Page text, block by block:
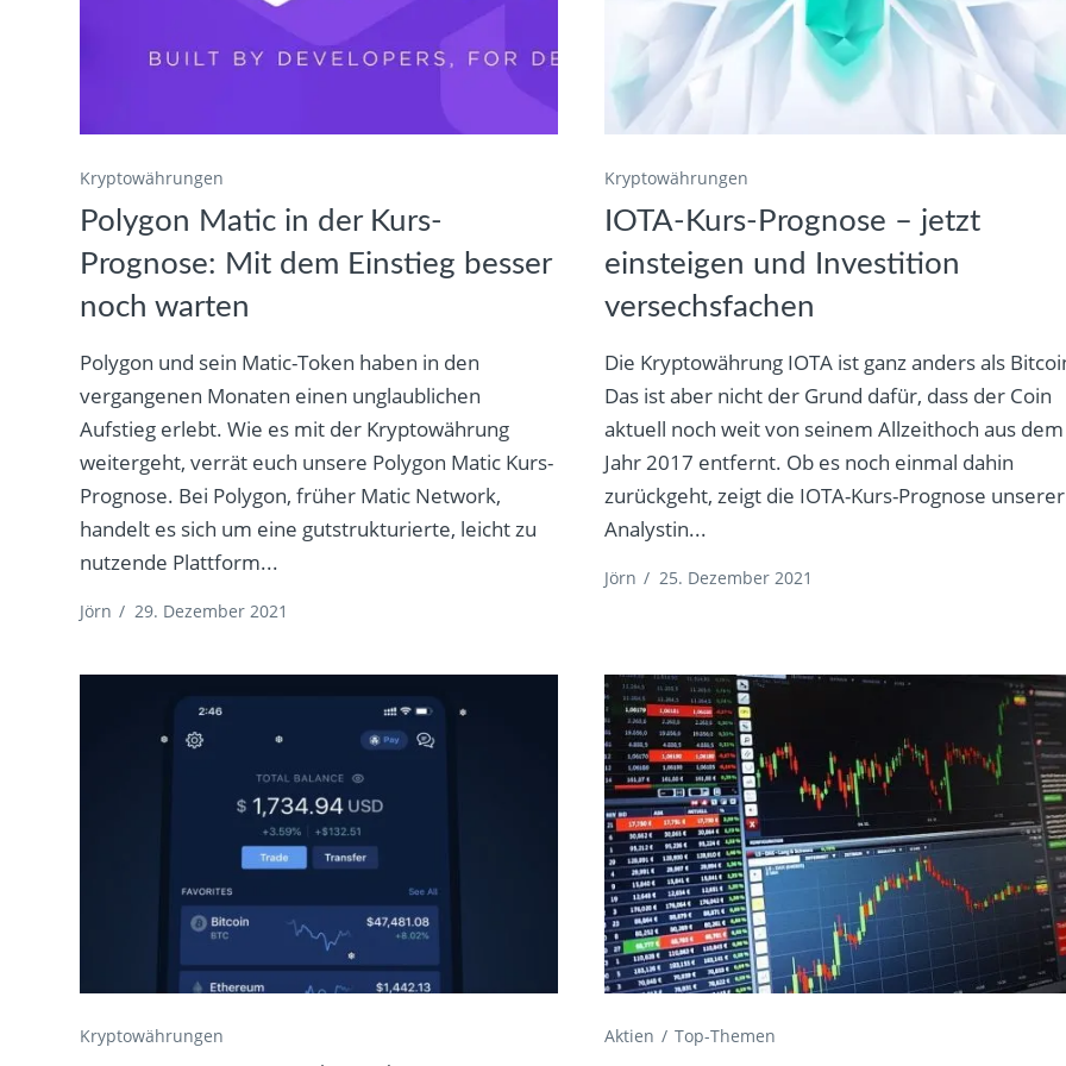
Kryptowährungen
Polygon Matic in der Kurs-
Prognose: Mit dem Einstieg besser
noch warten
Polygon und sein Matic-Token haben in den
vergangenen Monaten einen unglaublichen
Aufstieg erlebt. Wie es mit der Kryptowährung
weitergeht, verrät euch unsere Polygon Matic Kurs-
Prognose. Bei Polygon, früher Matic Network,
handelt es sich um eine gutstrukturierte, leicht zu
nutzende Plattform...
Jörn / 29. Dezember 2021
Kryptowährungen
IOTA-Kurs-Prognose – jetzt
einsteigen und Investition
versechsfachen
Die Kryptowährung IOTA ist ganz anders als
Das ist aber nicht der Grund dafür, dass der Coin
aktuell noch weit von seinem Allzeithoch aus dem
Jahr 2017 entfernt. Ob es noch einmal dahin
zurückgeht, zeigt die IOTA-Kurs-Prognose unserer
Analystin...
Jörn / 25. Dezember 2021
Kryptowährungen Aktien Top-Themen